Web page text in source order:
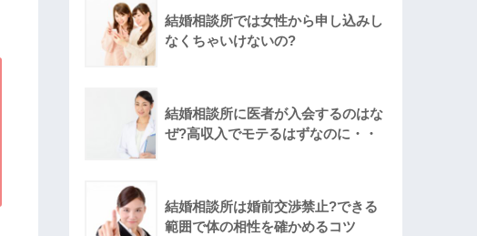
結婚相談所では女性から申し込みし
なくちゃいけないの?
結婚相談所に医者が入会するのはな
ぜ?高収入でモテるはずなのに・・
結婚相談所は婚前交渉禁止?できる
範囲で体の相性を確かめるコツ